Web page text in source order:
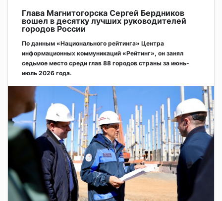
Глава Магнитогорска Сергей Бердников
вошел в десятку лучших руководителей
городов России
По данным «Национального рейтинга» Центра
информационных коммуникаций «Рейтинг», он занял
седьмое место среди глав 88 городов страны за июнь-
июль 2026 года.